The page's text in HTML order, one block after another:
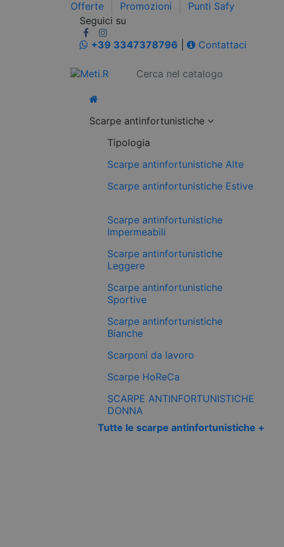
Offerte Promozioni Punti Safy
Seguici su
+39 3347378796
Contattaci
Scarpe antinfortunistiche
Tipologia
Scarpe antinfortunistiche Alte
Scarpe antinfortunistiche Estive
Scarpe antinfortunistiche
Impermeabili
Scarpe antinfortunistiche
Leggere
Scarpe antinfortunistiche
Sportive
Scarpe antinfortunistiche
Bianche
Scarponi da lavoro
Scarpe HoReCa
SCARPE ANTINFORTUNISTICHE
DONNA
Tutte le scarpe antinfortunistiche +